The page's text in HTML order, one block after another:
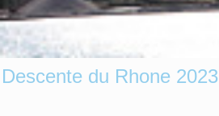
Descente du Rhone 2023